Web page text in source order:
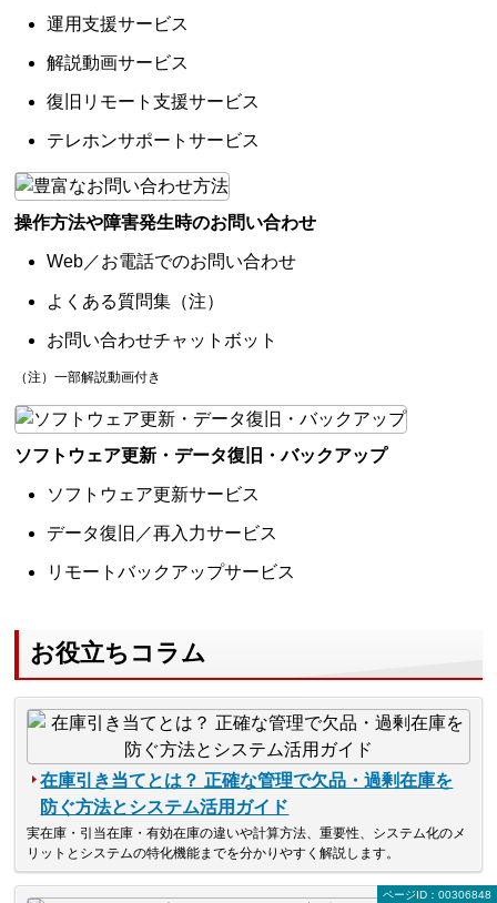
運用支援サービス
解説動画サービス
復旧リモート支援サービス
テレホンサポートサービス
操作方法や障害発生時のお問い合わせ
Web／お電話でのお問い合わせ
よくある質問集（注）
お問い合わせチャットボット
（注）一部解説動画付き
ソフトウェア更新・データ復旧・バックアップ
ソフトウェア更新サービス
データ復旧／再入力サービス
リモートバックアップサービス
お役立ちコラム
在庫引き当てとは？ 正確な管理で欠品・過剰在庫を
防ぐ方法とシステム活用ガイド
実在庫・引当在庫・有効在庫の違いや計算方法、重要性、システム化のメ
リットとシステムの特化機能までを分かりやすく解説します。
ページID：00306848